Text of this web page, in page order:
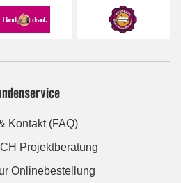
Kontakt (FAQ)
Projektberatung
Onlinebestellung